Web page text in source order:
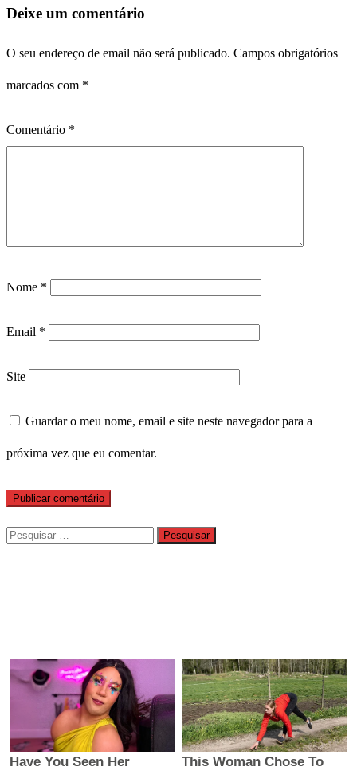
Deixe um comentário
O seu endereço de email não será publicado. Campos obrigatórios
marcados com *
Comentário *
Nome *
Email *
Site
Guardar o meu nome, email e site neste navegador para a
próxima vez que eu comentar.
Pesquisar
por: